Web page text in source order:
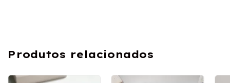
Produtos relacionados